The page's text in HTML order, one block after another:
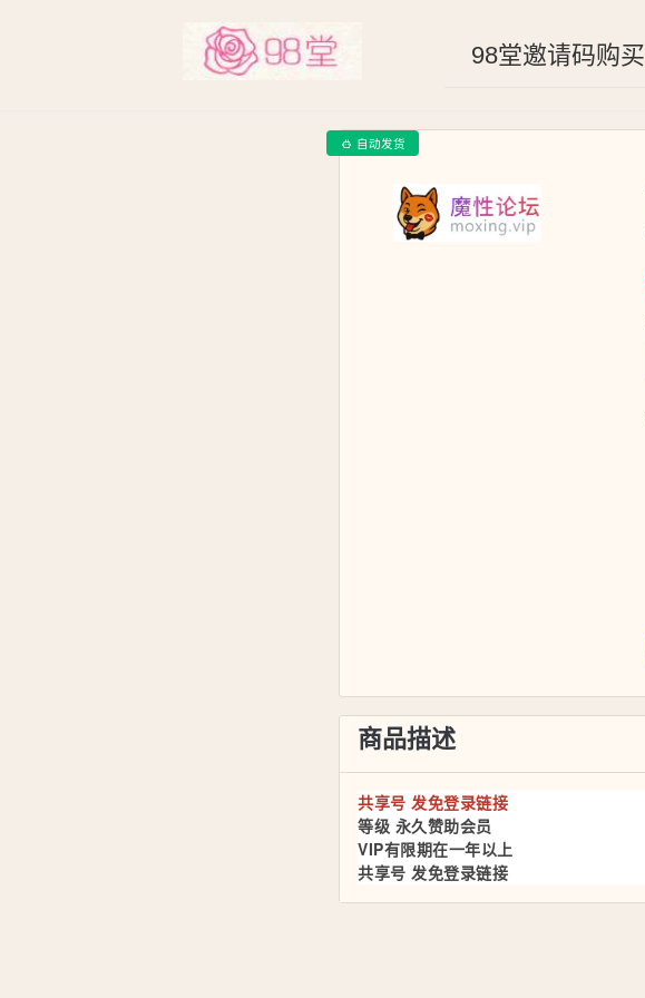
98堂邀请码购买
 自动发货
商品描述
共享号 发免登录链接
等级 永久赞助会员
VIP有限期在一年以上
共享号 发免登录链接